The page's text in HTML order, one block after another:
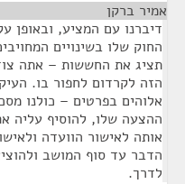
אמיר ברקן
דיברנו עם המציע, ובאופן
החוק שלו בשינויים
תציג את החששות – אתה
הזה לקרדום לחפור בו.
אלוהים בפרטים – כולנו
ההצעה שלו, להוסיף עליה
אותה לאישור הוועדה
הדבר עד סוף המושב
לדרך.